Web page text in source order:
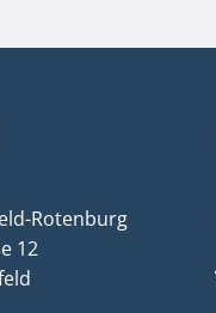
Rotenburg
12